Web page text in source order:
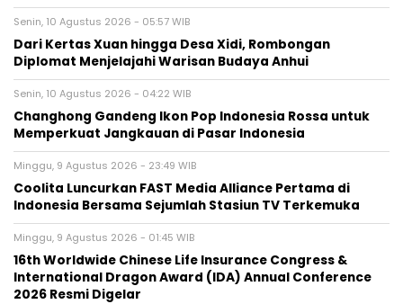
Senin, 10 Agustus 2026 - 05:57 WIB
Dari Kertas Xuan hingga Desa Xidi, Rombongan
Diplomat Menjelajahi Warisan Budaya Anhui
Senin, 10 Agustus 2026 - 04:22 WIB
Changhong Gandeng Ikon Pop Indonesia Rossa untuk
Memperkuat Jangkauan di Pasar Indonesia
Minggu, 9 Agustus 2026 - 23:49 WIB
Coolita Luncurkan FAST Media Alliance Pertama di
Indonesia Bersama Sejumlah Stasiun TV Terkemuka
Minggu, 9 Agustus 2026 - 01:45 WIB
16th Worldwide Chinese Life Insurance Congress &
International Dragon Award (IDA) Annual Conference
2026 Resmi Digelar